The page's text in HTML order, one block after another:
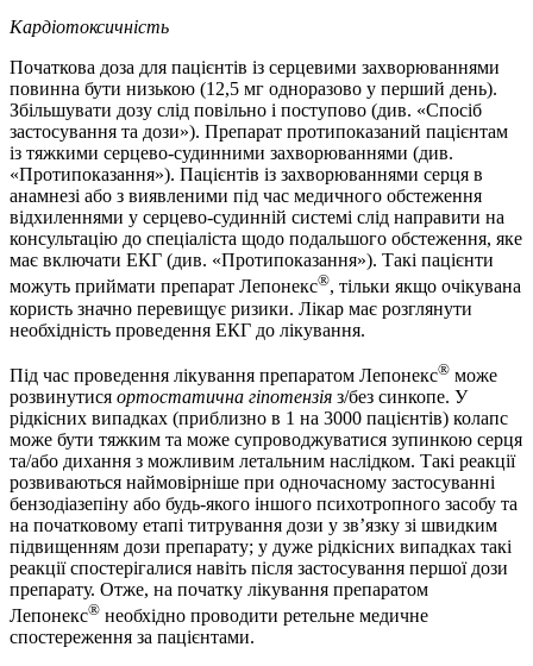
Кардіотоксичність
Початкова доза для пацієнтів із серцевими захворюваннями
повинна бути низькою (12,5 мг одноразово у перший день).
Збільшувати дозу слід повільно і поступово (див. «Спосіб
застосування та дози»). Препарат протипоказаний пацієнтам
із тяжкими серцево-судинними захворюваннями (див.
«Протипоказання»). Пацієнтів із захворюваннями серця в
анамнезі або з виявленими під час медичного обстеження
відхиленнями у серцево-судинній системі слід направити на
консультацію до спеціаліста щодо подальшого обстеження, яке
має включати ЕКГ (див. «Протипоказання»). Такі пацієнти
можуть приймати препарат Лепонекс®, тільки якщо очікувана
користь значно перевищує ризики. Лікар має розглянути
необхідність проведення ЕКГ до лікування.
Під час проведення лікування препаратом Лепонекс® може
розвинутися ортостатична гіпотензія з/без синкопе. У
рідкісних випадках (приблизно в 1 на 3000 пацієнтів) колапс
може бути тяжким та може супроводжуватися зупинкою серця
та/або дихання з можливим летальним наслідком. Такі реакції
розвиваються наймовірніше при одночасному застосуванні
бензодіазепіну або будь-якого іншого психотропного засобу та
на початковому етапі титрування дози у зв’язку зі швидким
підвищенням дози препарату; у дуже рідкісних випадках такі
реакції спостерігалися навіть після застосування першої дози
препарату. Отже, на початку лікування препаратом
Лепонекс® необхідно проводити ретельне медичне
спостереження за пацієнтами.